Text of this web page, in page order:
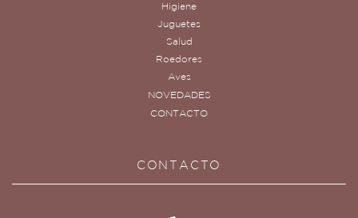
Higiene
Juguetes
Salud
Roedores
Aves
NOVEDADES
CONTACTO
CONTACTO